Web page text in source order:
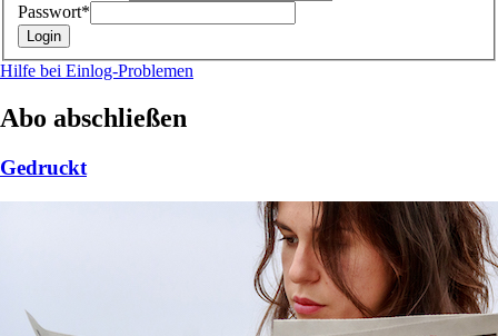
Passwort*
Hilfe bei Einlog-Problemen
Abo abschließen
Gedruckt